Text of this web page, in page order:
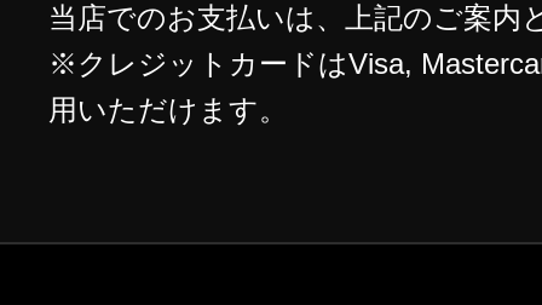
当店でのお支払いは、上記のご案内
※クレジットカードはVisa,
用いただけます。